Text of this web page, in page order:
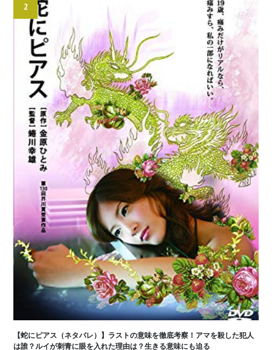
2
【蛇にピアス（ネタバレ）】ラストの意味を徹底考察！アマを殺した犯人
は誰？ルイが刺青に眼を入れた理由は？生きる意味にも迫る